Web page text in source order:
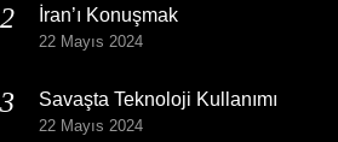
İran’ı Konuşmak
22 Mayıs 2024
Savaşta Teknoloji Kullanımı
22 Mayıs 2024